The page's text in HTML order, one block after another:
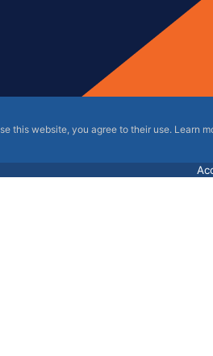
this website, you agree to their use. Learn